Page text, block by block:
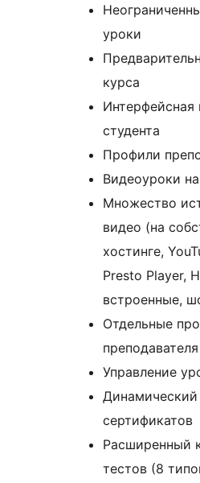
уроки
курса
Интерфейсная
студента
Профили
Видеоуроки
Множество
видео (на
хостинге,
Presto Player,
встроенные,
Отдельные
преподавателя
Управление
Динамический
сертификатов
Расширенный
тестов (8